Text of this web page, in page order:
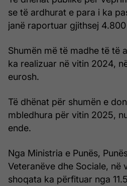
se të ardhurat e para i ka
janë raportuar gjithsej
Shumën më të madhe të të
ka realizuar në vitin 2024,
eurosh.
Të dhënat për shumën e
mbledhura për vitin 2025,
ende.
Nga Ministria e Punës,
Veteranëve dhe Sociale,
shoqata ka përfituar nga